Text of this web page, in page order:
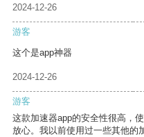
2024-12-26
游客
这个是app神器
2024-12-26
游客
这款加速器app的安全性很高，
放心。我以前使用过一些其他的